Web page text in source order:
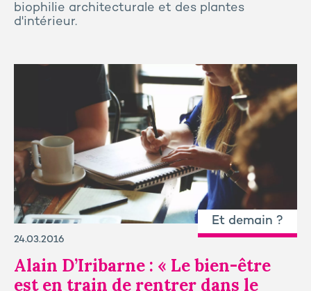
biophilie architecturale et des plantes
d'intérieur.
Et demain ?
24.03.2016
Alain D’Iribarne : « Le bien-être
est en train de rentrer dans le